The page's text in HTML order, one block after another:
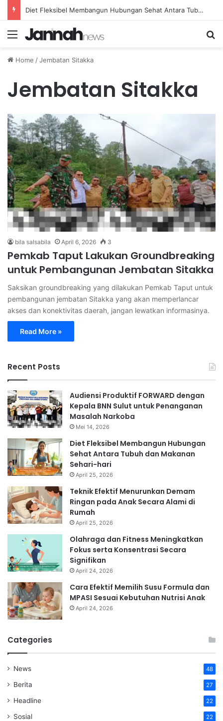
Diet Fleksibel Membangun Hubungan Sehat Antara Tubuh dan Makanan Sehari-hari
Menu
Home /Jembatan Sitakka
Jembatan Sitakka
bila salsabila April 6, 2026 3
Pemkab Taput Lakukan Groundbreaking
untuk Pembangunan Jembatan Sitakka
Saksikan groundbreaking yang dilakukan Pemkab Taput untuk
pembangunan jembatan Sitakka yang akan memperlancar
akses dan konektivitas daerah, jangan lewatkan informasinya.
Read More »
Recent Posts
Audiensi Produktif FORWARD dengan
Kepala BNN Sulut untuk Penanganan
Masalah Narkoba
Mei 14, 2026
Diet Fleksibel Membangun Hubungan
Sehat Antara Tubuh dan Makanan
Sehari-hari
April 25, 2026
Teknik Efektif Menurunkan Demam
Ringan pada Anak Secara Alami di
Rumah
April 25, 2026
Olahraga dan Fitness Meningkatkan
Fokus serta Konsentrasi Secara
Signifikan
April 24, 2026
Cara Efektif Memilih Susu Formula dan
MPASI Sesuai Kebutuhan Nutrisi Anak
April 24, 2026
Categories
News 48
Berita 27
Headline 22
Sosial 22